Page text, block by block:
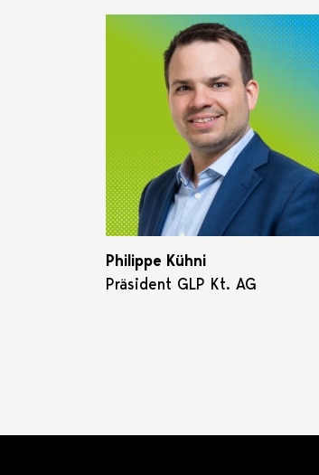
Philippe Kühni
Präsident GLP Kt. AG